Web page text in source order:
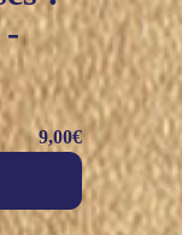
9,00€